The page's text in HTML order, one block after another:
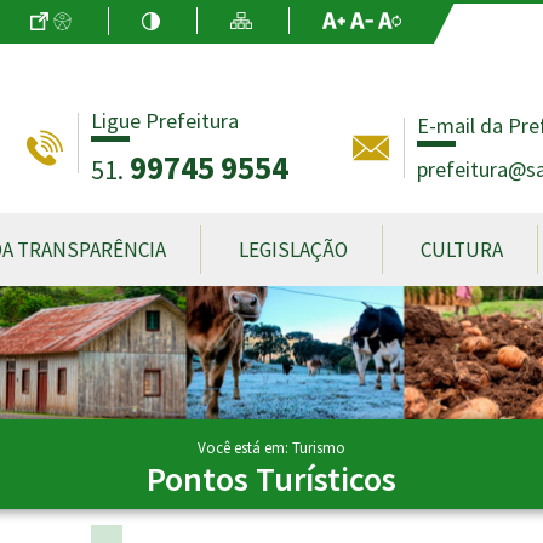
Ir para o Conteúdo
AcessibilidadeAlto ContrasteMapa do Site Aumentar
Diminuir
Fonte Original
Ligue Prefeitura
51. 99745 9554
E-mail da
TRANSPARÊNCIA LEGISLAÇÃO CULTURA
Você está em: Turismo
Pontos Turísticos